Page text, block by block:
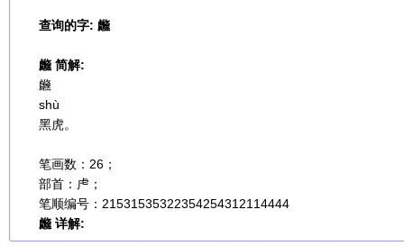
查询的字: 虪
虪 简解:
虪
shù
黑虎。
笔画数：26；
部首：虍；
笔顺编号：21531535322354254312114444
虪 详解: